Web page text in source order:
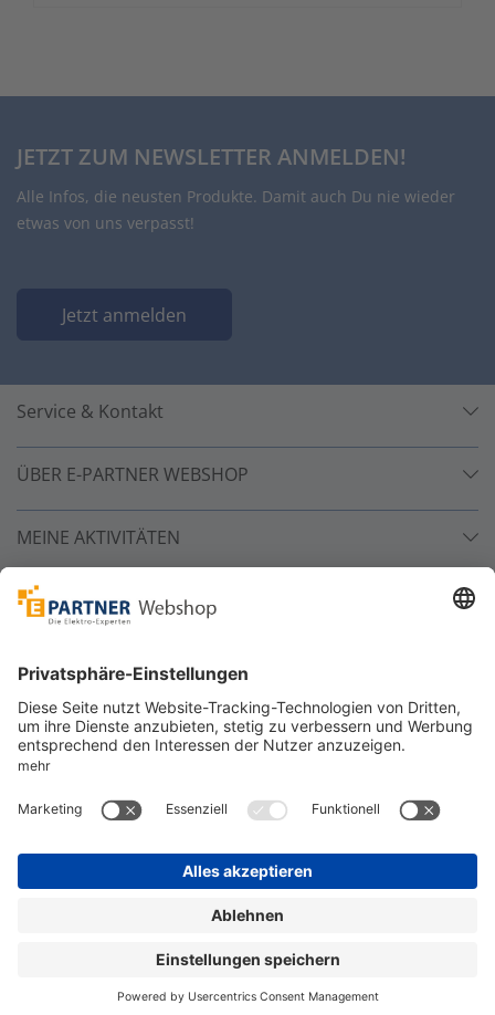
JETZT ZUM NEWSLETTER ANMELDEN!
Alle Infos, die neusten Produkte. Damit auch Du nie wieder
etwas von uns verpasst!
Jetzt anmelden
Service & Kontakt
ÜBER E-PARTNER WEBSHOP
MEINE AKTIVITÄTEN
Unsere Zahlarten
Versandpartner
Sicher bestellen
Versandkosten.
One4Business Solutions GmbH
Cookie-Richtlinie Barrierefreiheitserklärung